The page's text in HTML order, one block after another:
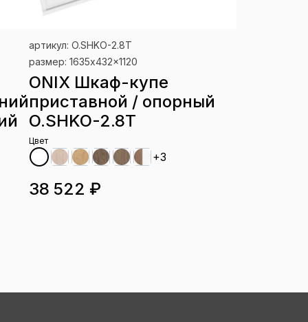
артикул: O.SHKO-2.8T
размер: 1635x432x1120
ONIX Шкаф-купе
приставной / опорный
O.SHKO-2.8T
Цвет
+3
38 522 ₽